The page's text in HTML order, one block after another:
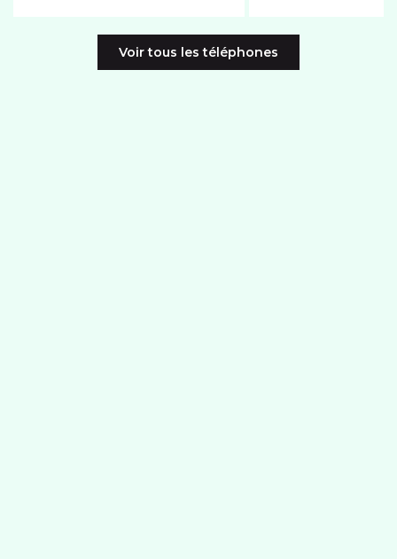
Voir tous les téléphones